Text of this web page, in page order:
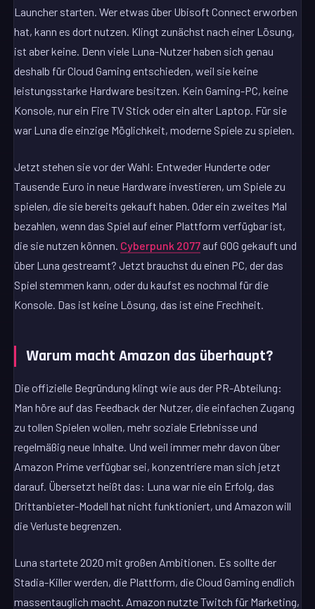
Launcher starten. Wer etwas über Ubisoft Connect erworben
hat, kann es dort nutzen. Klingt zunächst nach einer Lösung,
ist aber keine. Denn viele Luna-Nutzer haben sich genau
deshalb für Cloud Gaming entschieden, weil sie keine
leistungsstarke Hardware besitzen. Kein Gaming-PC, keine
Konsole, nur ein Fire TV Stick oder ein alter Laptop. Für sie
war Luna die einzige Möglichkeit, moderne Spiele zu spielen.
Jetzt stehen sie vor der Wahl: Entweder Hunderte oder
Tausende Euro in neue Hardware investieren, um Spiele zu
spielen, die sie bereits gekauft haben. Oder ein zweites Mal
bezahlen, wenn das Spiel auf einer Plattform verfügbar ist,
die sie nutzen können. Cyberpunk 2077 auf GOG gekauft und
über Luna gestreamt? Jetzt brauchst du einen PC, der das
Spiel stemmen kann, oder du kaufst es nochmal für die
Konsole. Das ist keine Lösung, das ist eine Frechheit.
Warum macht Amazon das überhaupt?
Die offizielle Begründung klingt wie aus der PR-Abteilung:
Man höre auf das Feedback der Nutzer, die einfachen Zugang
zu tollen Spielen wollen, mehr soziale Erlebnisse und
regelmäßig neue Inhalte. Und weil immer mehr davon über
Amazon Prime verfügbar sei, konzentriere man sich jetzt
darauf. Übersetzt heißt das: Luna war nie ein Erfolg, das
Drittanbieter-Modell hat nicht funktioniert, und Amazon will
die Verluste begrenzen.
Luna startete 2020 mit großen Ambitionen. Es sollte der
Stadia-Killer werden, die Plattform, die Cloud Gaming endlich
massentauglich macht. Amazon nutzte Twitch für Marketing,